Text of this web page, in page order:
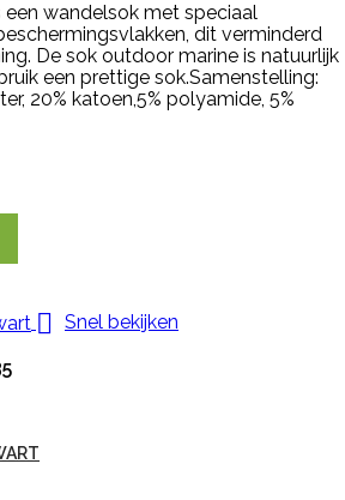
wandelsok met speciaal
dit verminderd
De sok outdoor marine is natuurlijk
een prettige sok.Samenstelling:
20% katoen,5% polyamide, 5%
 Snel bekijken